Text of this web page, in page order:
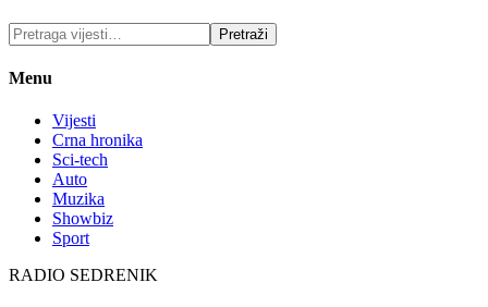
Menu
Vijesti
Crna hronika
Sci-tech
Auto
Muzika
Showbiz
Sport
RADIO SEDRENIK